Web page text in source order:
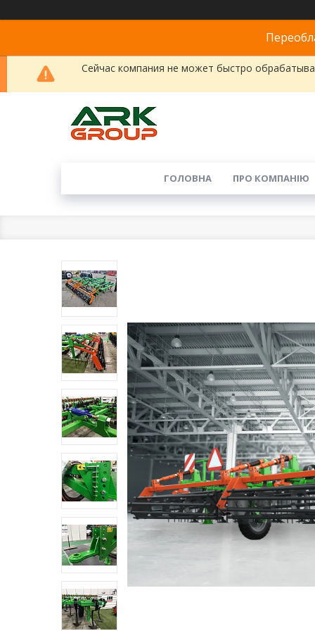
Сейчас компания не может быстро
ГОЛОВНА ПРО КОМПАНІЮ